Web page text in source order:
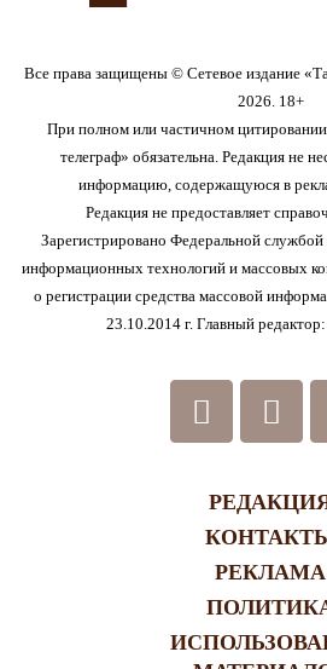
Все права защищены © Сетевое издание
2026. 18+
При полном или частичном
телеграф» обязательна. Редакция не
информацию, содержащуюся в
Редакция не предоставляет
Зарегистрировано Федеральной службой
информационных технологий и массовых
о регистрации средства массовой
23.10.2014 г. Главный
РЕКЛАМА